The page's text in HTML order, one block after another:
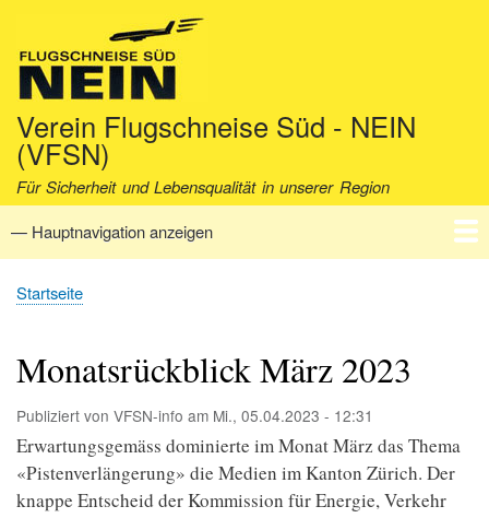
Verein Flugschneise Süd - NEIN
(VFSN)
Für Sicherheit und Lebensqualität in unserer Region
Hauptnavigation
— Hauptnavigation anzeigen
Startseite
Verein
Aktuell
Fakten
Archiv
Kontakt
Pfadnavigation
Startseite
Monatsrückblick März 2023
Publiziert von VFSN-info am Mi., 05.04.2023 - 12:31
Erwartungsgemäss dominierte im Monat März das Thema
«Pistenverlängerung» die Medien im Kanton Zürich. Der
knappe Entscheid der Kommission für Energie, Verkehr